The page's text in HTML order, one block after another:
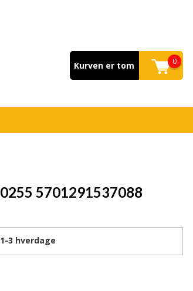
Kurven er tom 0
5701291537088
1-3 hverdage